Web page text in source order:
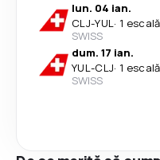
lun. 04 ian.
CLJ-YUL· 1 escală
SWISS
dum. 17 ian.
YUL-CLJ· 1 escală
SWISS